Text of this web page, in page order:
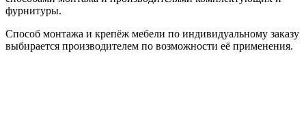
фурнитуры.
Способ монтажа и крепёж мебели по индивидуальному заказу
выбирается производителем по возможности её применения.